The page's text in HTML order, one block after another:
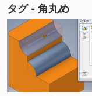
タグ - 角丸め